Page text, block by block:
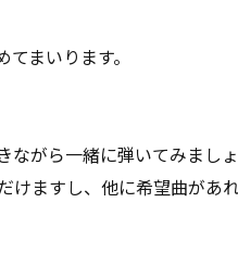
まいります。
がら一緒に弾いてみましょ
ますし、他に希望曲があ